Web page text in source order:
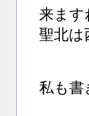
来ます
聖北
私も書